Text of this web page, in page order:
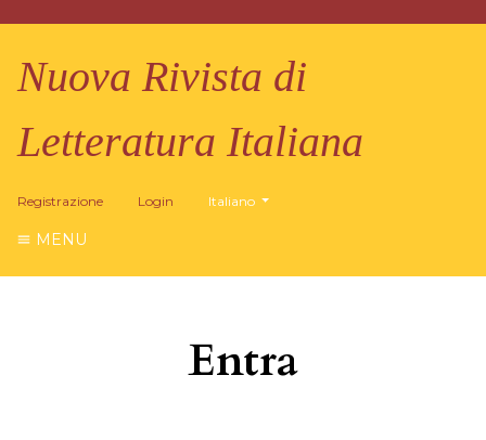
Nuova Rivista di
Letteratura Italiana
Registrazione Login Italiano
MENU
Entra